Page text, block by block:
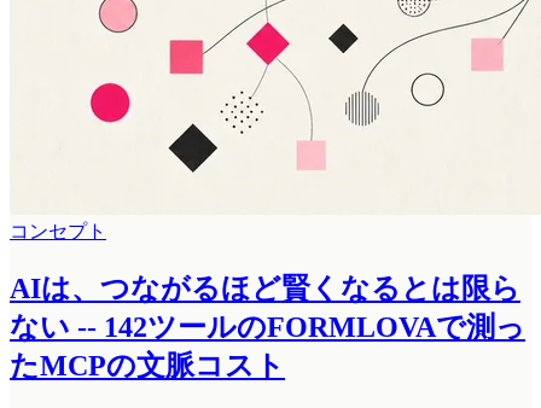
コンセプト
AIは、つながるほど賢くなるとは限ら
ない -- 142ツールのFORMLOVAで測っ
たMCPの文脈コスト